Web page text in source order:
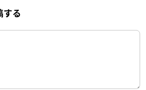
する